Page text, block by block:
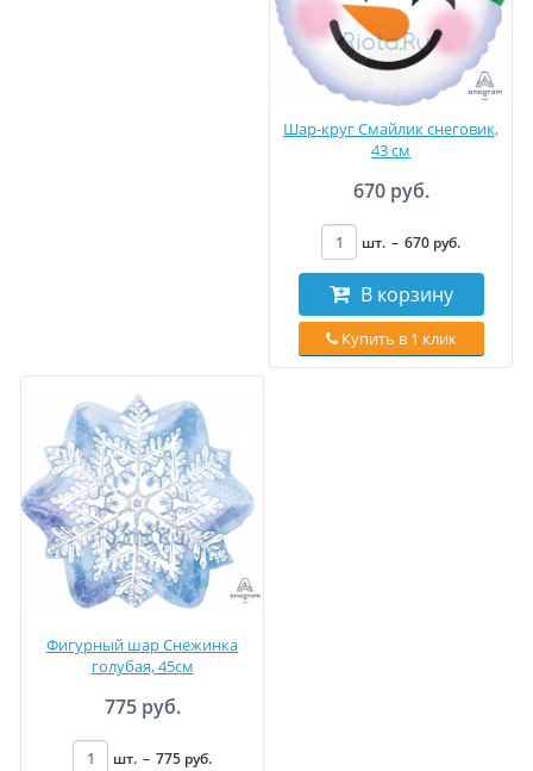
Шар-круг Смайлик снеговик,
43 см
670 руб.
шт. – 670 руб.
В корзину
Купить в 1 клик
Фигурный шар Снежинка
голубая, 45см
775 руб.
шт. – 775 руб.